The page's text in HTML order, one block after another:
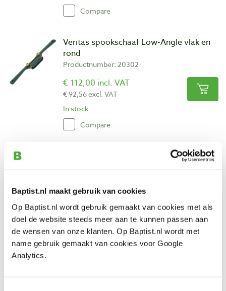
Baptist.nl maakt gebruik van cookies
Op Baptist.nl wordt gebruik gemaakt van cookies met als
doel de website steeds meer aan te kunnen passen aan
de wensen van onze klanten. Op Baptist.nl wordt met
name gebruik gemaakt van cookies voor Google
Analytics.
Compare
Veritas spookschaaf Low-Angle vlak en
rond
Productnumber: 20302
€ 112,00 incl. VAT
€ 92,56 excl. VAT
In stock
Compare
Kunz spookschaaf #53 met verstelbare
opening
€ 80,85 incl. VAT
€ 66,82 excl. VAT
In stock
Compare
Productnumber: 134012